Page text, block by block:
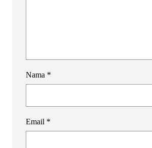
Nama *
Email *